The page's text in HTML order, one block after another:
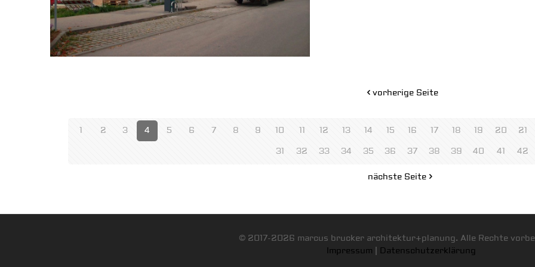
vorherige Seite
1 2 3 4 5 6 7 8 9 10 11 12 13 14 15 16 17 18 19 20 21
31
32 33 34 35 36 37 38 39 40 41 42
nächste Seite
© 2017-2026 marcus brucker architektur+planung. Alle Rechte
Impressum
Datenschutzerklärung